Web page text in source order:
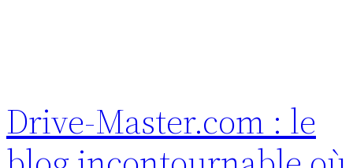
Drive-Master.com : le